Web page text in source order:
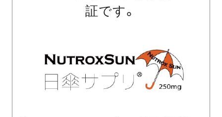
証です。